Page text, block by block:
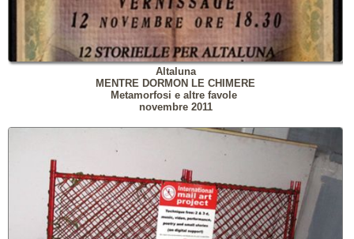
Altaluna
MENTRE DORMON LE CHIMERE
Metamorfosi e altre favole
novembre 2011